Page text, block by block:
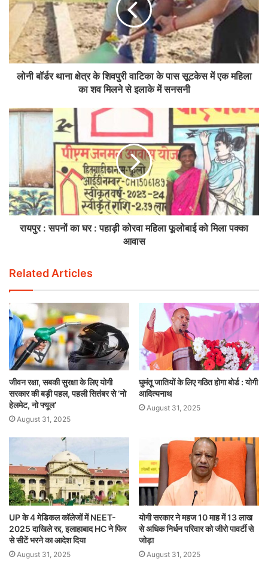
लोनी बॉर्डर थाना क्षेत्र के शिवपुरी वाटिका के पास सूटकेस में एक महिला
का शव मिलने से इलाके में सनसनी
रायपुर : सपनों का घर : पहाड़ी कोरवा महिला फूलोबाई को मिला पक्का
आवास
Related Articles
जीवन रक्षा, सबकी सुरक्षा के लिए योगी
सरकार की बड़ी पहल, पहली सितंबर से ‘नो
हेलमेट, नो फ्यूल’
August 31, 2025
घुमंतू जातियों के लिए गठित होगा बोर्ड : योगी
आदित्यनाथ
August 31, 2025
UP के 4 मेडिकल कॉलेजों में NEET-
2025 दाखिले रद्द, इलाहाबाद HC ने फिर
से सीटें भरने का आदेश दिया
August 31, 2025
योगी सरकार ने महज 10 माह में 13 लाख
से अधिक निर्धन परिवार को जीरो पावर्टी से
जोड़ा
August 31, 2025